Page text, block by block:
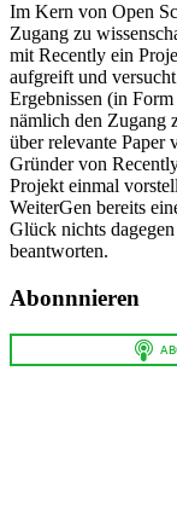
Im Kern von Open
Zugang zu
mit Recently ein
aufgreift und
Ergebnissen (in
nämlich den Zugang
über relevante Paper
Gründer von
Projekt einmal
WeiterGen bereits
Glück nichts
beantworten.
Abonnnieren